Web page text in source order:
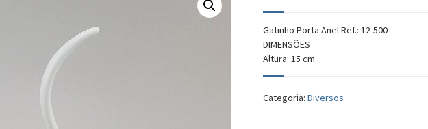
Gatinho Porta Anel Ref.: 12-500
DIMENSÕES
Altura: 15 cm
Categoria: Diversos